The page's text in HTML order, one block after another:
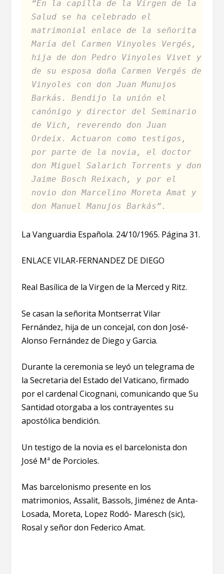
“En la capilla de la Virgen de la
Salud se ha celebrado el
matrimonial enlace de la señorita
María del Carmen Vinyoles Vergés,
hija de don Pedro Vinyoles Vivet y
de su esposa doña Carmen Vergés de
Vinyoles con don Juan Munujos
Barkás. Bendijo la unión el
canónigo y director del Seminario
de Vich, reverendo don Juan
Ordeix. Actuaron como testigos,
por parte de la novia, el doctor
don Miguel Salarich Torrents y don
Jaime Bosch Reixach, y por el
novio don Marcelino Moreta Amat y
don Manuel Manujos Barkás”.
La Vanguardia Española. 24/10/1965. Página 31.
ENLACE VILAR-FERNANDEZ DE DIEGO
Real Basílica de la Virgen de la Merced y Ritz.
Se casan la señorita Montserrat Vilar
Fernández, hija de un concejal, con don José-
Alonso Fernández de Diego y Garcia.
Durante la ceremonia se leyó un telegrama de
la Secretaria del Estado del Vaticano, firmado
por el cardenal Cicognani, comunicando que Su
Santidad otorgaba a los contrayentes su
apostólica bendición.
Un testigo de la novia es el barcelonista don
José Mª de Porcioles.
Mas barcelonismo presente en los
matrimonios, Assalit, Bassols, Jiménez de Anta-
Losada, Moreta, Lopez Rodó- Maresch (sic),
Rosal y señor don Federico Amat.